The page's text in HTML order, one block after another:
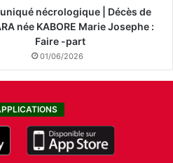
nécrologique | Décès de
née KABORE Marie Josephe :
Faire -part
01/06/2026